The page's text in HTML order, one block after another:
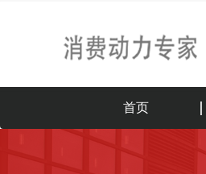
首页